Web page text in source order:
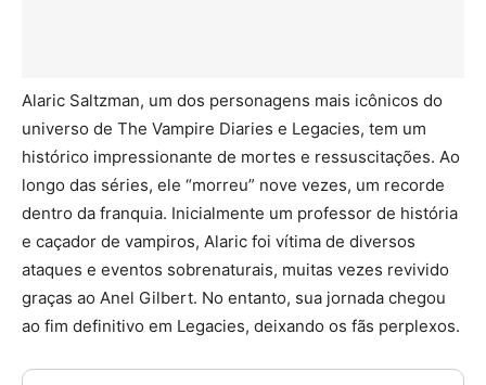
Alaric Saltzman, um dos personagens mais icônicos do
universo de The Vampire Diaries e Legacies, tem um
histórico impressionante de mortes e ressuscitações. Ao
longo das séries, ele “morreu” nove vezes, um recorde
dentro da franquia. Inicialmente um professor de história
e caçador de vampiros, Alaric foi vítima de diversos
ataques e eventos sobrenaturais, muitas vezes revivido
graças ao Anel Gilbert. No entanto, sua jornada chegou
ao fim definitivo em Legacies, deixando os fãs perplexos.